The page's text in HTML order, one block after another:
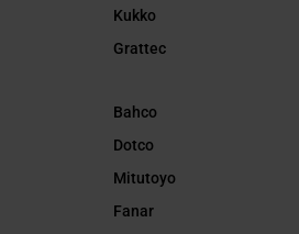
Kukko
Grattec
Bahco
Dotco
Mitutoyo
Fanar